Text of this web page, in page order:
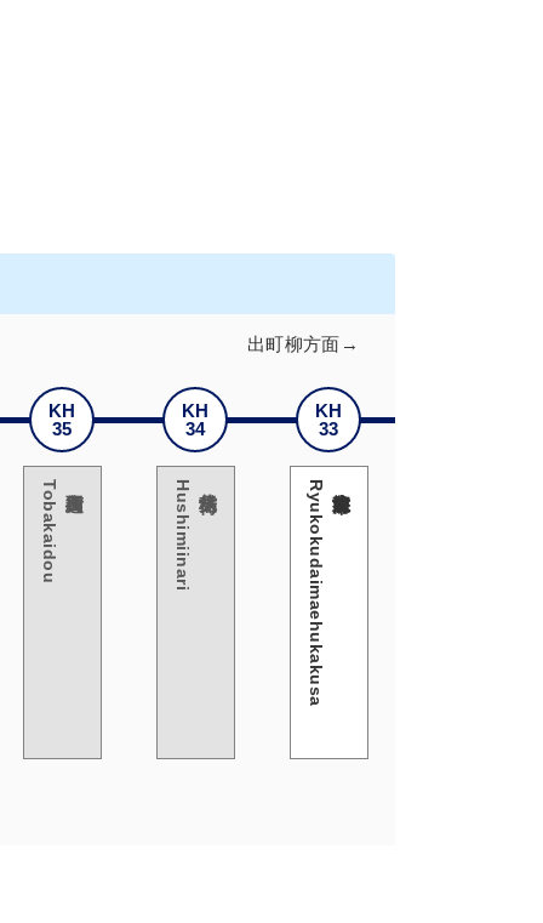
出町柳方面→
KH
35
Tobakaidou
KH
34
Hushimiinari
KH
33
Ryukokudaimaehukakusa